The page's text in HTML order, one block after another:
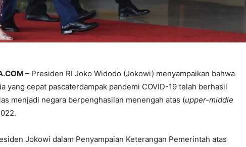
– Presiden RI Joko Widodo (Jokowi) menyampaikan bahwa
yang cepat pascaterdampak pandemi COVID-19 telah berhasil
menjadi negara berpenghasilan menengah atas (upper-middle
Jokowi dalam Penyampaian Keterangan Pemerintah atas